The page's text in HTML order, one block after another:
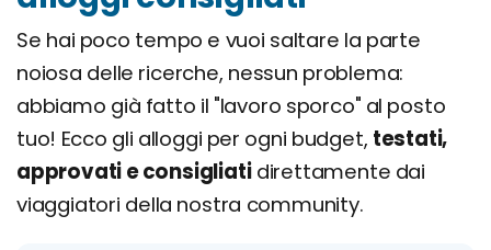
Se hai poco tempo e vuoi saltare la parte
noiosa delle ricerche, nessun problema:
abbiamo già fatto il "lavoro sporco" al posto
tuo! Ecco gli alloggi per ogni budget, testati,
approvati e consigliatidirettamente dai
viaggiatori della nostra community.